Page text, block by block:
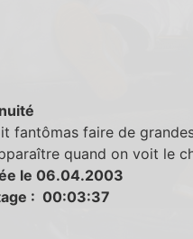
fantômas faire de
quand on voit le
le 06.04.2003
: 00:03:37